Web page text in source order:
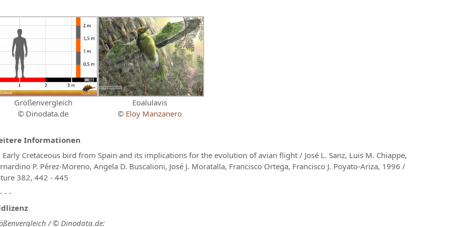
Größenvergleich
© Dinodata.de
Eoalulavis
© Eloy Manzanero
Informationen
Early Cretaceous bird from Spain and its implications for the evolution of avian flight / José L. Sanz, Luis M. Chiappe,
P. Pérez-Moreno, Angela D. Buscalioni, José J. Moratalla, Francisco Ortega, Francisco J. Poyato-Ariza, 1996 /
382, 442 - 445
- -
/ © Dinodata.de: